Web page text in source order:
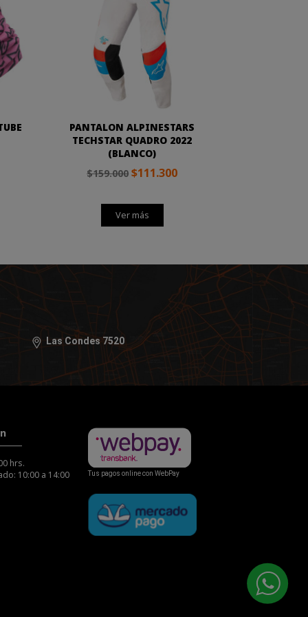
PANTALON ALPINESTARS
TECHSTAR QUADRO 2022
(BLANCO)
$159.000 $111.300
Ver más
Las Condes 7520
hrs.
10:00 a 14:00
Tus pagos online con WebPay